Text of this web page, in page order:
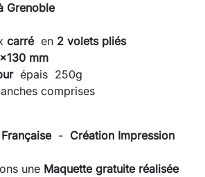
Grenoble
carréen 2 volets pliés
mm
épais 250g
comprises
- Création Impression
une Maquette gratuite réalisée